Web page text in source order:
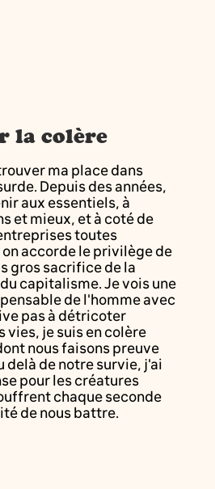
la colère
ma place dans
Depuis des années,
aux essentiels, à
et mieux, et à coté de
toutes
accorde le privilège de
gros sacrifice de la
capitalisme. Je vois une
de l'homme avec
pas à détricoter
vies, je suis en colère
nous faisons preuve
delà de notre survie, j'ai
pour les créatures
chaque seconde
de nous battre.